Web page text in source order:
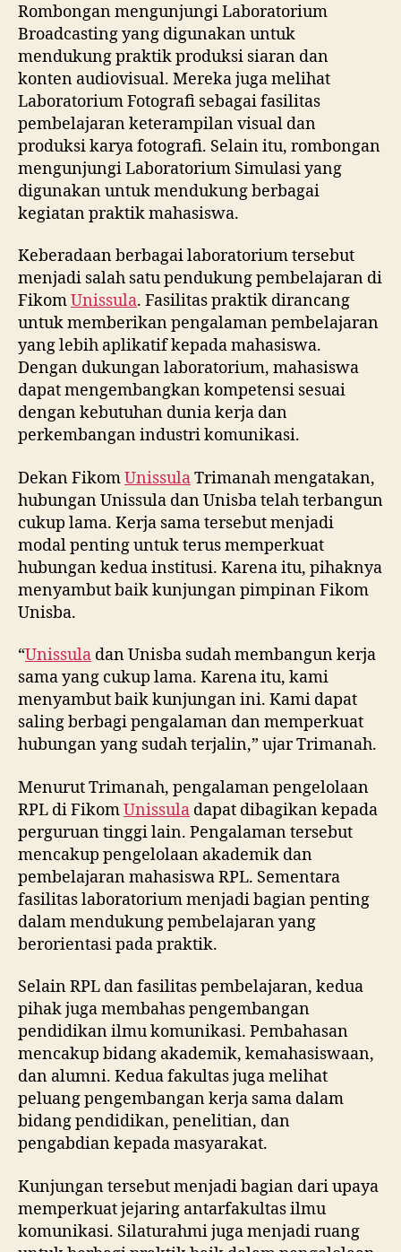
Rombongan mengunjungi Laboratorium
Broadcasting yang digunakan untuk
mendukung praktik produksi siaran dan
konten audiovisual. Mereka juga melihat
Laboratorium Fotografi sebagai fasilitas
pembelajaran keterampilan visual dan
produksi karya fotografi. Selain itu, rombongan
mengunjungi Laboratorium Simulasi yang
digunakan untuk mendukung berbagai
kegiatan praktik mahasiswa.
Keberadaan berbagai laboratorium tersebut
menjadi salah satu pendukung pembelajaran di
FikomUnissula. Fasilitas praktik dirancang
untuk memberikan pengalaman pembelajaran
yang lebih aplikatif kepada mahasiswa.
Dengan dukungan laboratorium, mahasiswa
dapat mengembangkan kompetensi sesuai
dengan kebutuhan dunia kerja dan
perkembangan industri komunikasi.
Dekan FikomUnissulaTrimanah mengatakan,
hubungan Unissula dan Unisba telah terbangun
cukup lama. Kerja sama tersebut menjadi
modal penting untuk terus memperkuat
hubungan kedua institusi. Karena itu, pihaknya
menyambut baik kunjungan pimpinan Fikom
Unisba.
“Unissula dan Unisba sudah membangun kerja
sama yang cukup lama. Karena itu, kami
menyambut baik kunjungan ini. Kami dapat
saling berbagi pengalaman dan memperkuat
hubungan yang sudah terjalin,” ujar Trimanah.
Menurut Trimanah, pengalaman pengelolaan
RPL di FikomUnissula dapat dibagikan kepada
perguruan tinggi lain. Pengalaman tersebut
mencakup pengelolaan akademik dan
pembelajaran mahasiswa RPL. Sementara
fasilitas laboratorium menjadi bagian penting
dalam mendukung pembelajaran yang
berorientasi pada praktik.
Selain RPL dan fasilitas pembelajaran, kedua
pihak juga membahas pengembangan
pendidikan ilmu komunikasi. Pembahasan
mencakup bidang akademik, kemahasiswaan,
dan alumni. Kedua fakultas juga melihat
peluang pengembangan kerja sama dalam
bidang pendidikan, penelitian, dan
pengabdian kepada masyarakat.
Kunjungan tersebut menjadi bagian dari upaya
memperkuat jejaring antarfakultas ilmu
komunikasi. Silaturahmi juga menjadi ruang